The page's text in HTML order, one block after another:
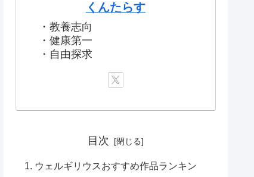
くんたらす
・教養志向
・健康第一
・自由探求
目次
ウェルギリウスおすすめ作品ランキン